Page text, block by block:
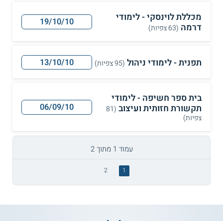
מכללת לוינסקי - לימודי
דרמה (63 צפיות) 19/10/10
תפנית - לימודי ניהול (95 צפיות) 13/10/10
בית ספר חשיפה - לימודי
תקשורת חזותית ועיצוב (81
צפיות)
06/09/10
עמוד 1 מתוך 2
1
2